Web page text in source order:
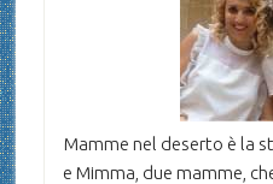
Mamme nel deserto è la
e Mimma, due mamme,